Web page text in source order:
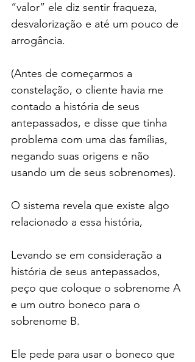
“valor” ele diz sentir fraqueza,
desvalorização e até um pouco de
arrogância.
(Antes de começarmos a
constelação, o cliente havia me
contado a história de seus
antepassados, e disse que tinha
problema com uma das famílias,
negando suas origens e não
usando um de seus sobrenomes).
O sistema revela que existe algo
relacionado a essa história,
Levando se em consideração a
história de seus antepassados,
peço que coloque o sobrenome A
e um outro boneco para o
sobrenome B.
Ele pede para usar o boneco que